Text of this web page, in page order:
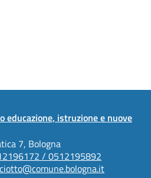
educazione, istruzione e nuove
7, Bologna
/ 0512195892